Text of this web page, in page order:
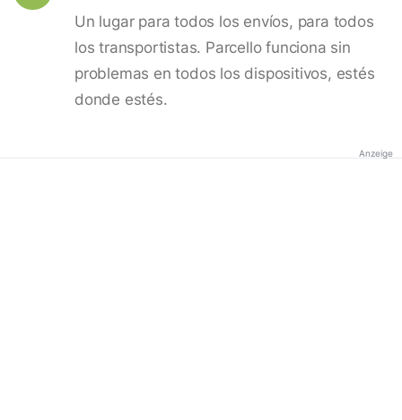
Un lugar para todos los envíos, para todos
los transportistas. Parcello funciona sin
problemas en todos los dispositivos, estés
donde estés.
Anzeige